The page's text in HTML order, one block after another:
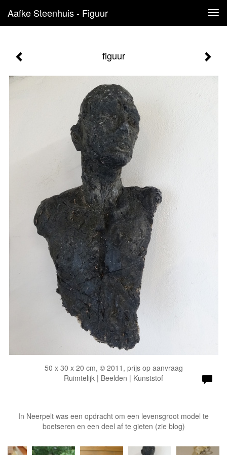
Aafke Steenhuis - Figuur
figuur
50 x 30 x 20 cm, © 2011, prijs op aanvraag
Ruimtelijk | Beelden | Kunststof
In Neerpelt was een opdracht om een levensgroot model te
boetseren en een deel af te gieten (zie blog)